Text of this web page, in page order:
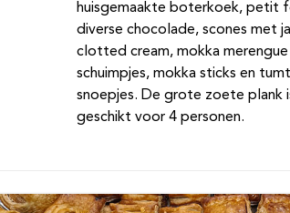
huisgemaakte boterkoek, petit
diverse chocolade, scones met
clotted cream, mokka merengue
schuimpjes, mokka sticks en
snoepjes. De grote zoete plank
geschikt voor 4 personen.